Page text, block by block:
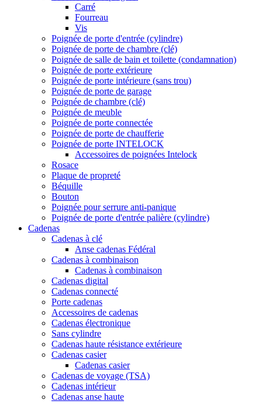
Carré
Fourreau
Vis
Poignée de porte d'entrée (cylindre)
Poignée de porte de chambre (clé)
Poignée de salle de bain et toilette (condamnation)
Poignée de porte extérieure
Poignée de porte intérieure (sans trou)
Poignée de porte de garage
Poignée de chambre (clé)
Poignée de meuble
Poignée de porte connectée
Poignée de porte de chaufferie
Poignée de porte INTELOCK
Accessoires de poignées Intelock
Rosace
Plaque de propreté
Béquille
Bouton
Poignée pour serrure anti-panique
Poignée de porte d'entrée palière (cylindre)
Cadenas
Cadenas à clé
Anse cadenas Fédéral
Cadenas à combinaison
Cadenas à combinaison
Cadenas digital
Cadenas connecté
Porte cadenas
Accessoires de cadenas
Cadenas électronique
Sans cylindre
Cadenas haute résistance extérieure
Cadenas casier
Cadenas casier
Cadenas de voyage (TSA)
Cadenas intérieur
Cadenas anse haute